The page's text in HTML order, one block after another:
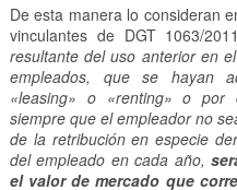
De esta manera lo consideran
vinculantes de DGT 1063/
resultante del uso anterior en
empleados, que se hayan
«leasing» o «renting» o por
siempre que el empleador no
de la retribución en especie
del empleado en cada año,
el valor de mercado que